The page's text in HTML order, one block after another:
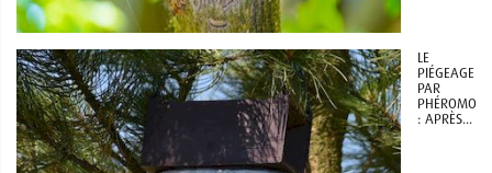
LE
PIÉGEAGE
PAR
: APRÈS...